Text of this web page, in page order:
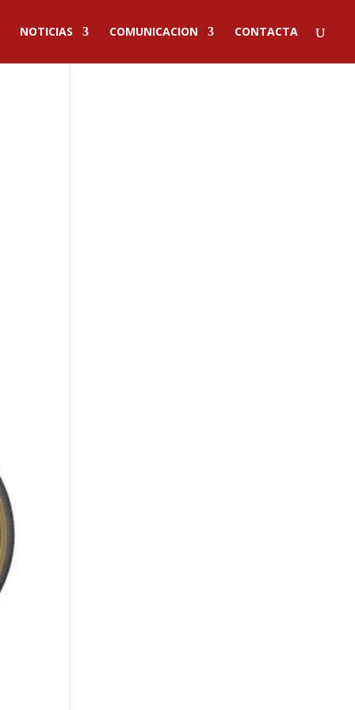
NOTICIAS COMUNICACION CONTACTA